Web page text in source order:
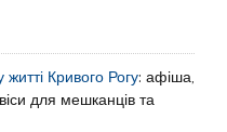
Кривого Рогу: афіша,
для мешканців та